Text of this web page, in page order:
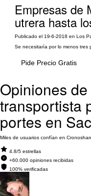
Empresas de
utrera hasta
Publicado el 19-6-2018 en Los
Se necesitaría por lo menos tres
Pide Precio Gratis
Opiniones
transportista
portes en
Miles de usuarios confían en
4.8/5 estrellas
+60.000 opiniones recibidas
100% verificadas